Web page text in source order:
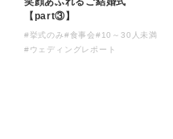
【part③】
#挙式のみ#食事会#10～30人未満
#ウェディングレポート